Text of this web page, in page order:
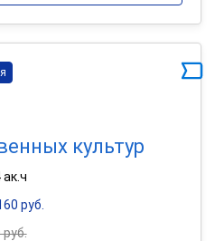
культур
руб.
руб.